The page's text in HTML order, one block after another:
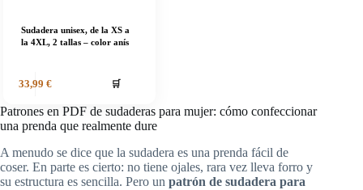
Sudadera unisex, de la XS a
la 4XL, 2 tallas – color anís
33,99 €
🛒
Patrones en PDF de sudaderas para mujer: cómo confeccionar
una prenda que realmente dure
A menudo se dice que la sudadera es una prenda fácil de
coser. En parte es cierto: no tiene ojales, rara vez lleva forro y
su estructura es sencilla. Pero un patrón de sudadera para